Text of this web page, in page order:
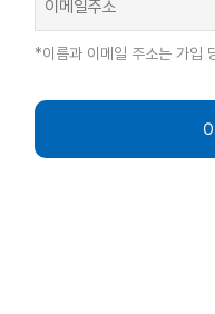
*이름과 이메일 주소는 가입